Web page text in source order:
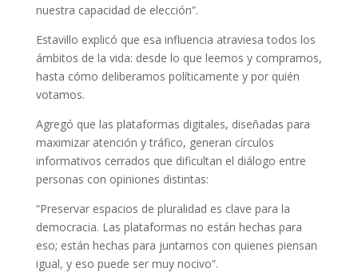
nuestra capacidad de elección”.
Estavillo explicó que esa influencia atraviesa todos los
ámbitos de la vida: desde lo que leemos y compramos,
hasta cómo deliberamos políticamente y por quién
votamos.
Agregó que las plataformas digitales, diseñadas para
maximizar atención y tráfico, generan círculos
informativos cerrados que dificultan el diálogo entre
personas con opiniones distintas:
“Preservar espacios de pluralidad es clave para la
democracia. Las plataformas no están hechas para
eso; están hechas para juntarnos con quienes piensan
igual, y eso puede ser muy nocivo”.